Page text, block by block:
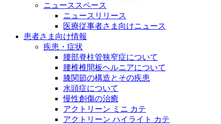
ニューススペース
ニュースリリース
医療従事者さま向けニュース
患者さま向け情報
疾患・症状
腰部脊柱管狭窄症について
腰椎椎間板ヘルニアについて
膝関節の構造とその疾患
水頭症について
慢性創傷の治癒
アクトリーン ミニ カテ
アクトリーン ハイライト カテ